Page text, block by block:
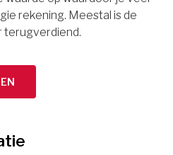
rekening. Meestal is de
terugverdiend.